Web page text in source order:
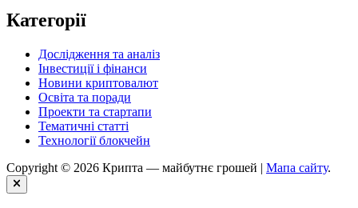
Категорії
Дослідження та аналіз
Інвестиції і фінанси
Новини криптовалют
Освіта та поради
Проекти та стартапи
Тематичні статті
Технології блокчейн
Copyright © 2026 Крипта — майбутнє грошей | Мапа сайту.
Close